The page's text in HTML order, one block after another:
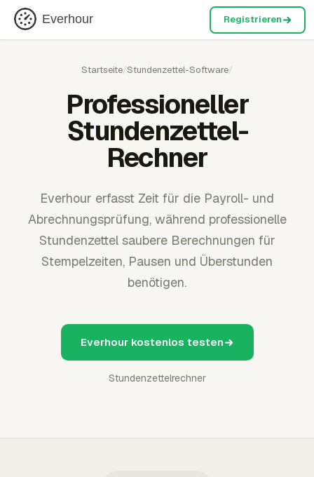
Everhour Registrieren
Startseite/Stundenzettel-Software/
Professioneller
Stundenzettel-
Rechner
Everhour erfasst Zeit für die Payroll- und
Abrechnungsprüfung, während professionelle
Stundenzettel saubere Berechnungen für
Stempelzeiten, Pausen und Überstunden
benötigen.
Everhour kostenlos testen
Stundenzettelrechner